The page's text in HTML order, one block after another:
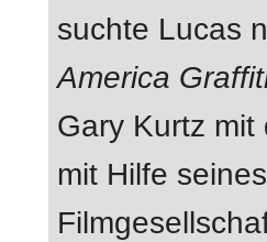
suchte Lucas
America
Gary Kurtz
mit Hilfe